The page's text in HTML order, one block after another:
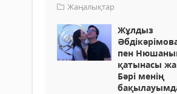
Жаңалықтар
Жұлдыз
пен
қатынасы
Бәрі менің